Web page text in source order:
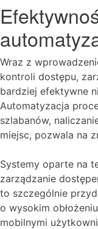
Wraz z
kontroli dostępu,
bardziej efektywne
Automatyzacja
szlabanów,
miejsc, pozwala na
Systemy oparte na
zarządzanie
to szczególnie
o wysokim
mobilnymi